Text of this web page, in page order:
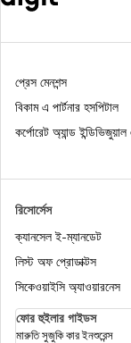
অনলাইনে
রিসোর্সেস
ক্যানসেল ই-ম্যানডেট
লিস্ট অফ প্রোডাক্টস
সিকেওয়াইসি অ্যাওয়ারনেস
প্রেস মেনশন্স
বিকাম এ পার্টনার হসপিটাল
কর্পোরেট অ্যান্ড ইন্ডিভিজুয়াল
ফোর হুইলার গাইডস
মারুতি সুজুকি কার ইনশুরেন্স